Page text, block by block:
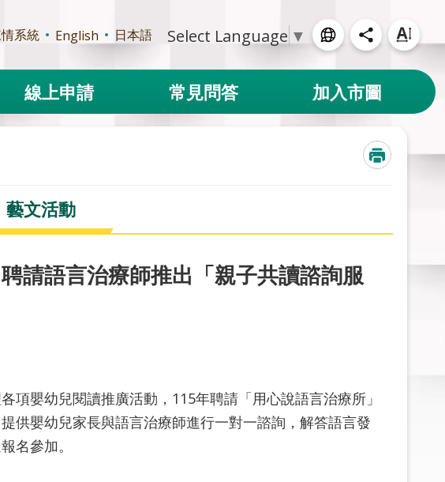
系統 English 日本語 Select Language ▼
線上申請 常見問答 加入市圖
藝文活動
請語言治療師推出「親子共讀諮詢服
項嬰幼兒閱讀推廣活動，115年聘請「用心說語言治療所」
供嬰幼兒家長與語言治療師進行一對一諮詢，解答語言發
名參加。